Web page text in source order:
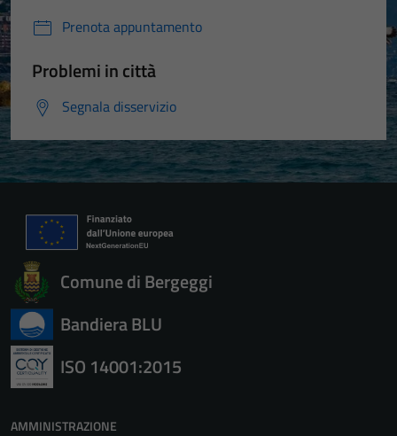
Prenota appuntamento
Problemi in città
Segnala disservizio
Comune di Bergeggi
Bandiera BLU
ISO 14001:2015
AMMINISTRAZIONE